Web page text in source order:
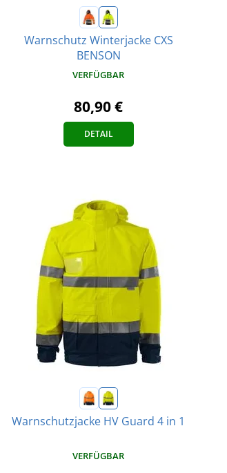
Warnschutz Winterjacke CXS
BENSON
VERFÜGBAR
80,90 €
DETAIL
Warnschutzjacke HV Guard 4 in 1
VERFÜGBAR